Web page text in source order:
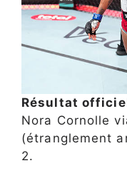
Résultat
Nora Cornolle
(étranglement
2.